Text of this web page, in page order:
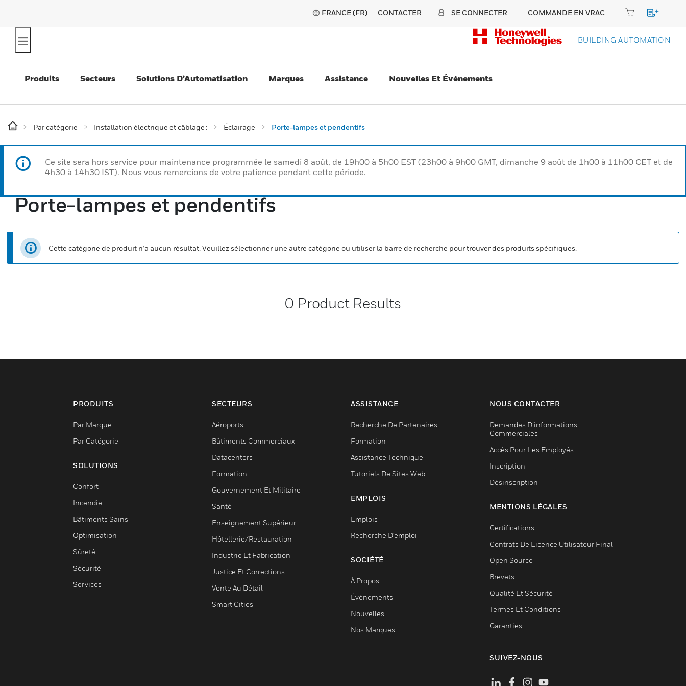
FRANCE (FR) CONTACTER SE CONNECTER COMMANDE EN VRAC
BUILDING AUTOMATION
Produits Secteurs Solutions D’Automatisation Marques Assistance Nouvelles Et Événements
Par catégorie Installation électrique et câblage : Éclairage Porte-lampes et pendentifs
Ce site sera hors service pour maintenance programmée le samedi 8 août, de 19h00 à 5h00 EST (23h00 à 9h00 GMT, dimanche 9 août de 1h00 à 11h00 CET et de
4h30 à 14h30 IST). Nous vous remercions de votre patience pendant cette période.
Porte-lampes et pendentifs
Cette catégorie de produit n’a aucun résultat. Veuillez sélectionner une autre catégorie ou utiliser la barre de recherche pour trouver des produits spécifiques.
0 Product Results
PRODUITS
Par Marque
Par Catégorie
SOLUTIONS
Confort
Incendie
Bâtiments Sains
Optimisation
Sûreté
Sécurité
Services
SECTEURS
Aéroports
Bâtiments Commerciaux
Datacenters
Formation
Gouvernement Et Militaire
Santé
Enseignement Supérieur
Hôtellerie/Restauration
Industrie Et Fabrication
Justice Et Corrections
Vente Au Détail
Smart Cities
ASSISTANCE
Recherche De Partenaires
Formation
Assistance Technique
Tutoriels De Sites Web
EMPLOIS
Emplois
Recherche D'emploi
SOCIÉTÉ
À Propos
Événements
Nouvelles
Nos Marques
NOUS CONTACTER
Demandes D’informations
Commerciales
Accès Pour Les Employés
Inscription
Désinscription
MENTIONS LÉGALES
Certifications
Contrats De Licence Utilisateur Final
Open Source
Brevets
Qualité Et Sécurité
Termes Et Conditions
Garanties
SUIVEZ-NOUS